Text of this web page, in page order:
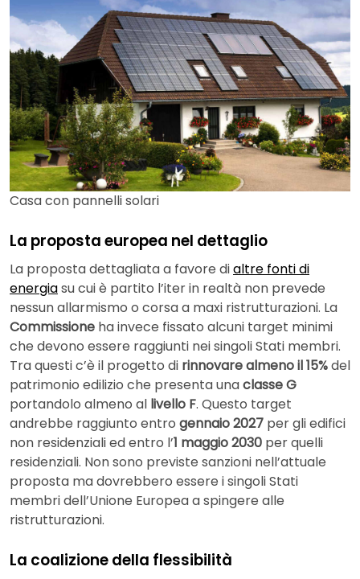
Casa con pannelli solari
La proposta europea nel dettaglio
La proposta dettagliata a favore dialtre fonti di
energiasu cui è partito l’iter in realtà non prevede
nessun allarmismo o corsa a maxi ristrutturazioni. La
Commissione ha invece fissato alcuni target minimi
che devono essere raggiunti nei singoli Stati membri.
Tra questi c’è il progetto di rinnovare almeno il 15%del
patrimonio edilizio che presenta unaclasse G
portandolo almeno al livello F. Questo target
andrebbe raggiunto entro gennaio 2027 per gli edifici
non residenziali ed entro l’1 maggio 2030 per quelli
residenziali. Non sono previste sanzioni nell’attuale
proposta ma dovrebbero essere i singoli Stati
membri dell’Unione Europea a spingere alle
ristrutturazioni.
La coalizione della flessibilità